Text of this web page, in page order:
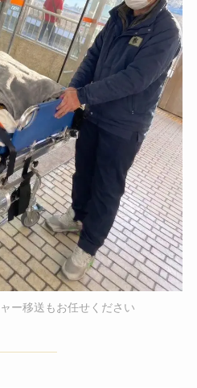
ー移送もお任せください